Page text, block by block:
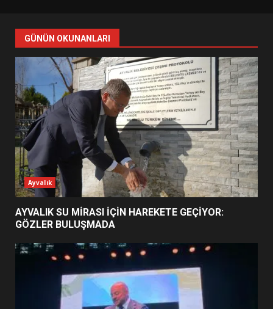
7
YENİ YÖNETİM NASIL
ŞEKİLLENDİ?
1
AYVALIK SU MİRASI İÇİN
HAREKETE GEÇİYOR: GÖZLER
BULUŞMADA
2
ESA 2026’DA TÜRK BAHARATI
NEYİ TEMSİL ETTİ?
EİB’DE KRİTİK ATAMA:
SÜRDÜRÜLEBİLİRLİKTE NE
DEĞİŞECEK?
GÜNÜN OKUNANLARI
Ayvalık
AYVALIK SU MİRASI İÇİN HAREKETE GEÇİYOR:
GÖZLER BULUŞMADA